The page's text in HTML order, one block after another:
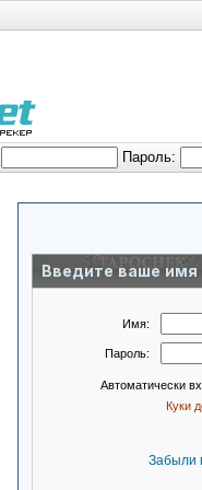
Пароль:
Введите ваше имя
Имя:
Пароль:
Автоматически
Куки
Забыли